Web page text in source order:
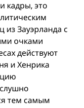
кадры, это
Зауэрланда с
очками
действуют
и Хенрика
тем самым